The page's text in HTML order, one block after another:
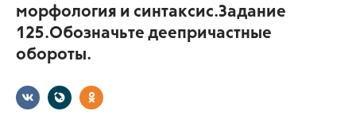
морфология и синтаксис.Задание
125.Обозначьте деепричастные
обороты.